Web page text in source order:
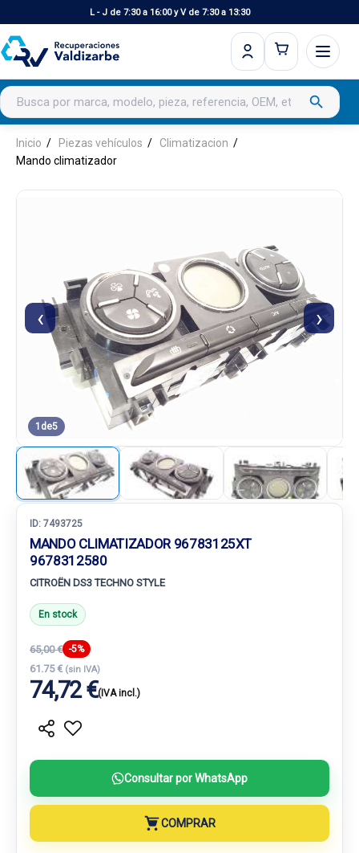
L - J de 7:30 a 16:00 y V de 7:30 a 13:30
Buscar productos search
Inicio Piezas vehículos
Climatizacion
Mando climatizador
‹ ›
1 de5
ID: 7493725
MANDO CLIMATIZADOR 96783125XT
9678312580
CITROËN DS3 TECHNO STYLE
En stock
65,00 € -5%
61.75 € (sin IVA)
74,72 €(IVA incl.)
Consultar por WhatsApp
COMPRAR